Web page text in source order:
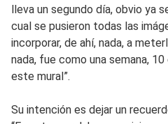
lleva un segundo día, obvio ya
cual se pusieron todas las
incorporar, de ahí, nada, a
nada, fue como una semana,
este mural”.
Su intención es dejar un